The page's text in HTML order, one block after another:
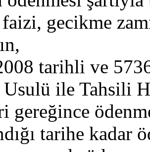
gecikme
tarihli ve 5736
Usulü ile Tahsili
gereğince
tarihe kadar